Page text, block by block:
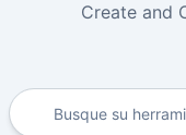
Create and